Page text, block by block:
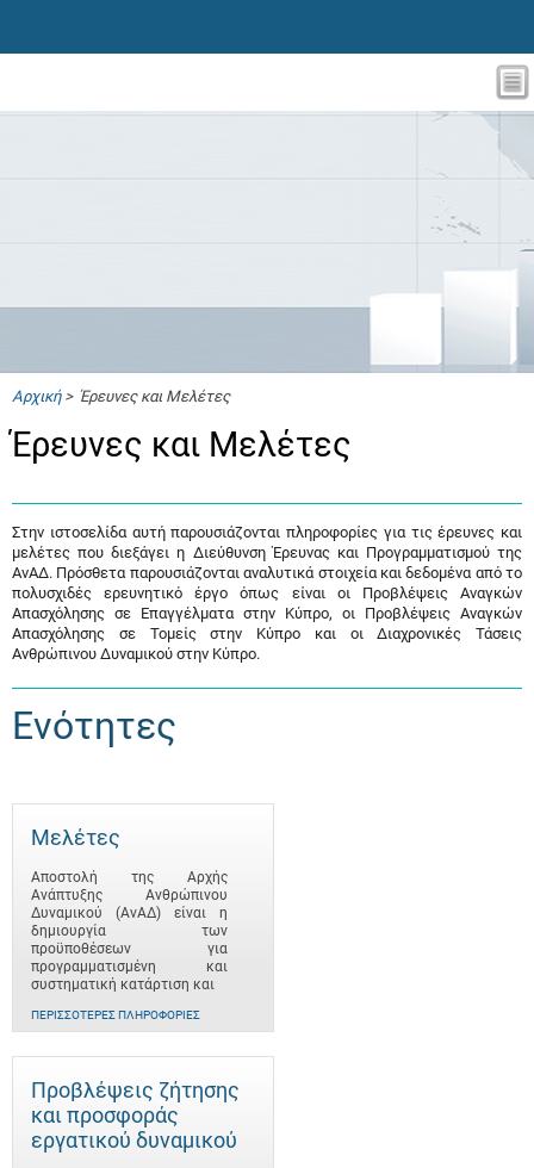
Αρχική> Έρευνες και Μελέτες
Έρευνες και Μελέτες
Στην ιστοσελίδα αυτή παρουσιάζονται πληροφορίες για τις έρευνες και
μελέτες που διεξάγει η Διεύθυνση Έρευνας και Προγραμματισμού της
ΑνΑΔ. Πρόσθετα παρουσιάζονται αναλυτικά στοιχεία και δεδομένα από το
πολυσχιδές ερευνητικό έργο όπως είναι οι Προβλέψεις Αναγκών
Απασχόλησης σε Επαγγέλματα στην Κύπρο, οι Προβλέψεις Αναγκών
Απασχόλησης σε Τομείς στην Κύπρο και οι Διαχρονικές Τάσεις
Ανθρώπινου Δυναμικού στην Κύπρο.
Ενότητες
Μελέτες
Αποστολή της Αρχής
Ανάπτυξης Ανθρώπινου
Δυναμικού (ΑνΑΔ) είναι η
δημιουργία των
προϋποθέσεων για
προγραμματισμένη και
συστηματική κατάρτιση και
ΠΕΡΙΣΣΌΤΕΡΕΣ ΠΛΗΡΟΦΟΡΊΕΣ
Προβλέψεις ζήτησης
και προσφοράς
εργατικού δυναμικού